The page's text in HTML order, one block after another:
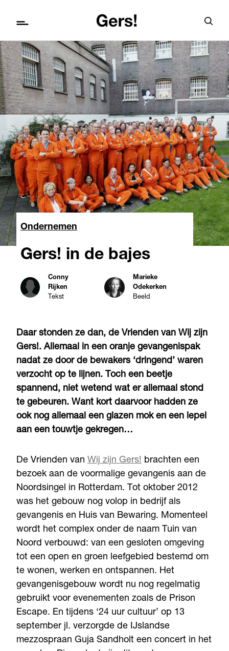
Ondernemen
Gers! in de bajes
Conny
Rijken
Tekst
Marieke
Odekerken
Beeld
Daar stonden ze dan, de Vrienden van Wij zijn
Gers!. Allemaal in een oranje gevangenispak
nadat ze door de bewakers ‘dringend’ waren
verzocht op te lijnen. Toch een beetje
spannend, niet wetend wat er allemaal stond
te gebeuren. Want kort daarvoor hadden ze
ook nog allemaal een glazen mok en een lepel
aan een touwtje gekregen…
De Vrienden van Wij zijn Gers! brachten een
bezoek aan de voormalige gevangenis aan de
Noordsingel in Rotterdam. Tot oktober 2012
was het gebouw nog volop in bedrijf als
gevangenis en Huis van Bewaring. Momenteel
wordt het complex onder de naam Tuin van
Noord verbouwd: van een gesloten omgeving
tot een open en groen leefgebied bestemd om
te wonen, werken en ontspannen. Het
gevangenisgebouw wordt nu nog regelmatig
gebruikt voor evenementen zoals de Prison
Escape. En tijdens ‘24 uur cultuur’ op 13
september jl. verzorgde de IJslandse
mezzospraan Guja Sandholt een concert in het